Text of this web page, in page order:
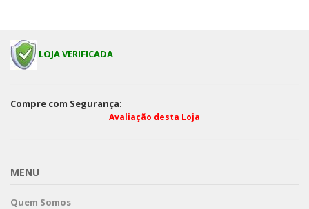
LOJA VERIFICADA
Compre com Segurança:
Avaliação desta Loja
MENU
Quem Somos